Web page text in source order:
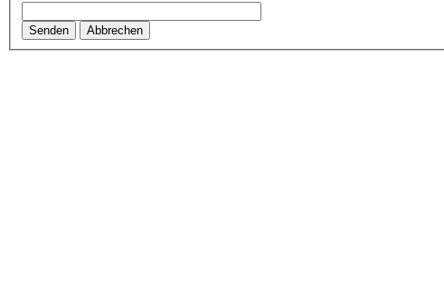
Senden Abbrechen